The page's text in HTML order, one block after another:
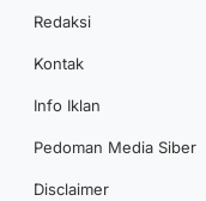
Redaksi
Kontak
Info Iklan
Pedoman Media Siber
Disclaimer